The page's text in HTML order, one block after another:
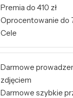
Premia do 410 zł
Oprocentowanie do
Cele
Darmowe
zdjęciem
Darmowe szybkie